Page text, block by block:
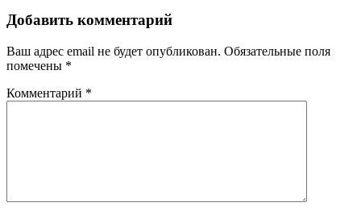
Добавить комментарий
Ваш адрес email не будет опубликован. Обязательные поля
помечены *
Комментарий *